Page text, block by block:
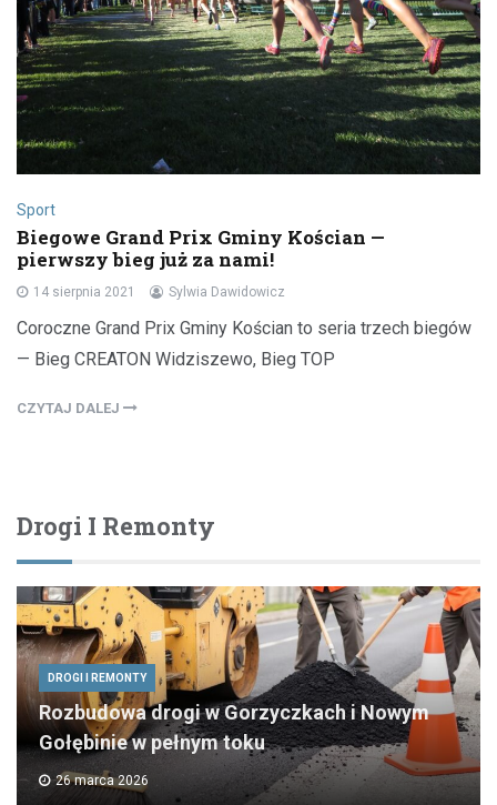
Sport
Biegowe Grand Prix Gminy Kościan —
pierwszy bieg już za nami!
14 sierpnia 2021 Sylwia Dawidowicz
Coroczne Grand Prix Gminy Kościan to seria trzech biegów
— Bieg CREATON Widziszewo, Bieg TOP
CZYTAJ DALEJ
Drogi I Remonty
DROGI I REMONTY
Rozbudowa drogi w Gorzyczkach i Nowym
Gołębinie w pełnym toku
26 marca 2026